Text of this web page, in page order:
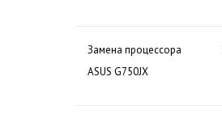
Замена процессора
ASUS G750JX